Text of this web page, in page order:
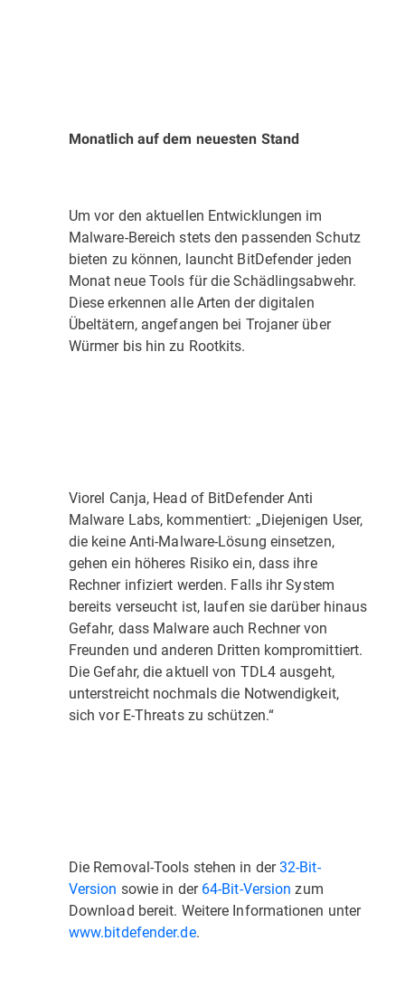
Monatlich auf dem neuesten Stand
Um vor den aktuellen Entwicklungen im
Malware-Bereich stets den passenden Schutz
bieten zu können, launcht BitDefender jeden
Monat neue Tools für die Schädlingsabwehr.
Diese erkennen alle Arten der digitalen
Übeltätern, angefangen bei Trojaner über
Würmer bis hin zu Rootkits.
Viorel Canja, Head of BitDefender Anti
Malware Labs, kommentiert: „Diejenigen User,
die keine Anti-Malware-Lösung einsetzen,
gehen ein höheres Risiko ein, dass ihre
Rechner infiziert werden. Falls ihr System
bereits verseucht ist, laufen sie darüber hinaus
Gefahr, dass Malware auch Rechner von
Freunden und anderen Dritten kompromittiert.
Die Gefahr, die aktuell von TDL4 ausgeht,
unterstreicht nochmals die Notwendigkeit,
sich vor E-Threats zu schützen.“
Die Removal-Tools stehen in der32-Bit-
Version sowie in der64-Bit-Version zum
Download bereit. Weitere Informationen unter
www.bitdefender.de.